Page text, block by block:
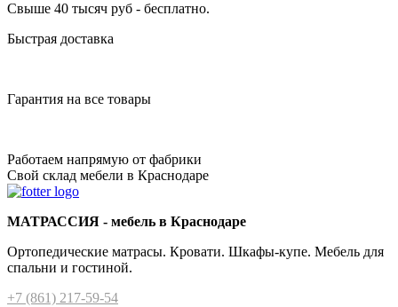
Свыше 40 тысяч руб - бесплатно.
Быстрая доставка
Гарантия на все товары
Работаем напрямую от фабрики
Свой склад мебели в Краснодаре
МАТРАССИЯ - мебель в Краснодаре
Ортопедические матрасы. Кровати. Шкафы-купе. Мебель для
спальни и гостиной.
+7 (861) 217-59-54